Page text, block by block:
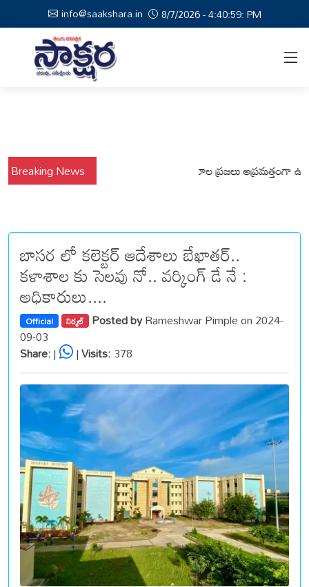
info@saakshara.in 8/7/2026 - 4:40:59: PM
Breaking News
వర్షాల నేపథ్యంలో కోటపల్లి, వేమనపల్లి మండలాల ప్రజలు అప్రమత్తంగా ఉండాలి
బాసర లో కలెక్టర్ ఆదేశాలు బేఖాతర్..
కళాశాల కు సెలవు నో.. వర్కింగ్ డే నే :
అధికారులు....
Official నిర్మల్ Posted byRameshwar Pimple on 2024-
09-03
Share:| |Visits:378